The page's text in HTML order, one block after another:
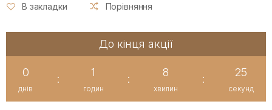
В закладки Порівняння
До кінця акції
0
днів
:
1
годин
:
8
хвилин
:
25
секунд